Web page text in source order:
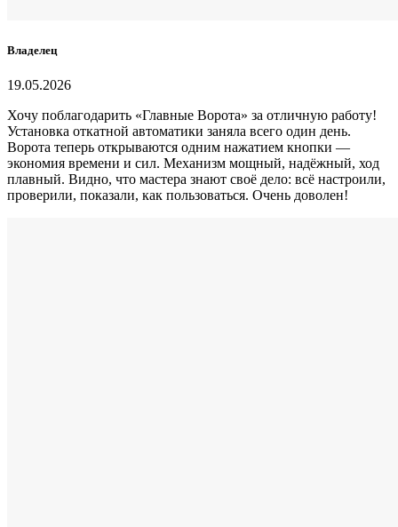
Владелец
19.05.2026
Хочу поблагодарить «Главные Ворота» за отличную работу!
Установка откатной автоматики заняла всего один день.
Ворота теперь открываются одним нажатием кнопки —
экономия времени и сил. Механизм мощный, надёжный, ход
плавный. Видно, что мастера знают своё дело: всё настроили,
проверили, показали, как пользоваться. Очень доволен!